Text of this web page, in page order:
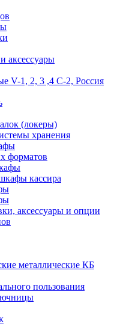
аксессуары
V-1, 2, 3 ,4 С-2, Россия
(локеры)
хранения
форматов
кассира
аксессуары и опции
металлические КБ
пользования